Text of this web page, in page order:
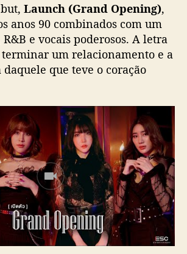
r
a
o
s
e
R
&
B
Launch (Grand Opening),
anos 90 combinados com um
e vocais poderosos. A letra
um relacionamento e a
que teve o coração